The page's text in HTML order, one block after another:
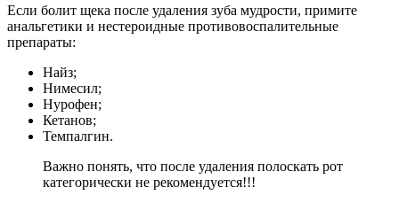
Если болит щека после удаления зуба мудрости, примите
анальгетики и нестероидные противовоспалительные
препараты:
Найз;
Нимесил;
Нурофен;
Кетанов;
Темпалгин.
Важно понять, что после удаления полоскать рот
категорически не рекомендуется!!!